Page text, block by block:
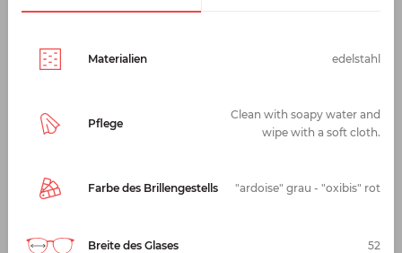
Materialien edelstahl
Pflege
Clean with soapy water and
wipe with a soft cloth.
Farbe des Brillengestells "ardoise" grau - "oxibis" rot
Breite des Glases 52